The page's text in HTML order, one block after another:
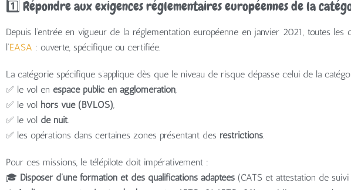
1️⃣ Répondre aux exigences réglementaires européennes de la
Depuis l’entrée en vigueur de la réglementation européenne en janvier 2021, toutes
l’EASA : ouverte, spécifique ou certifiée.
La catégorie spécifique s’applique dès que le niveau de risque dépasse celui de la
✅ le vol en espace public en agglomération,
✅ le vol hors vue (BVLOS),
✅ le vol de nuit.
✅ les opérations dans certaines zones présentant des restrictions.
Pour ces missions, le télépilote doit impérativement :
🎓 Disposer d’une formation et des qualifications adaptées (CATS et attestation de